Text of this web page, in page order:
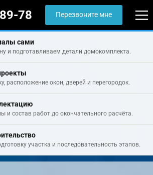
78 Перезвоните мне
сами
и подготавливаем детали домокомплекта.
расположение окон, дверей и перегородок.
и состав работ до окончательного расчёта.
участка и последовательность этапов.